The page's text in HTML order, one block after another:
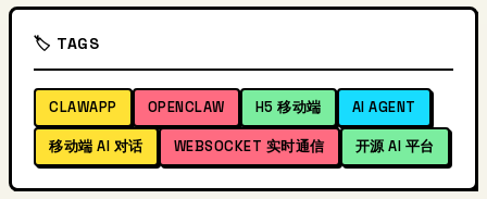
🏷️ TAGS
CLAWAPP OPENCLAW H5 移动端 AI AGENT
移动端 AI 对话 WEBSOCKET 实时通信 开源 AI 平台